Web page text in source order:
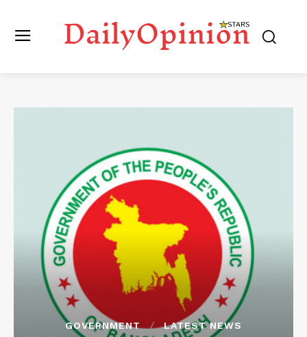
GOVERNMENT LATEST NEWS